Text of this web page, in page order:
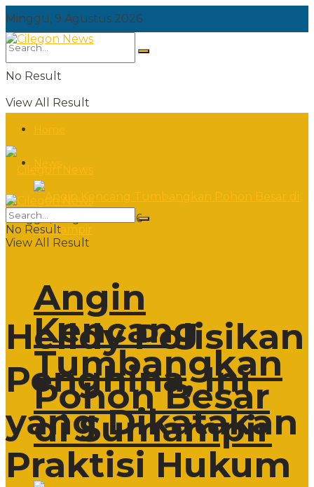
Minggu, 9 Agustus 2026
No Result
View All Result
Angin
Kencang
Tumbangkan
Pohon Besar
di Sumampir
Minggu, 9 Agustus 2026
No Result
View All Result
Helldy Polisikan
Penghina, Ini
yang Dikatakan
Praktisi Hukum